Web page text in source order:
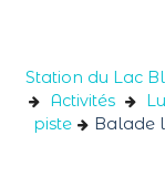
Station du Lac
Activités
piste
Balade